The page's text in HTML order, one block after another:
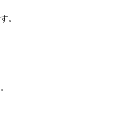
。